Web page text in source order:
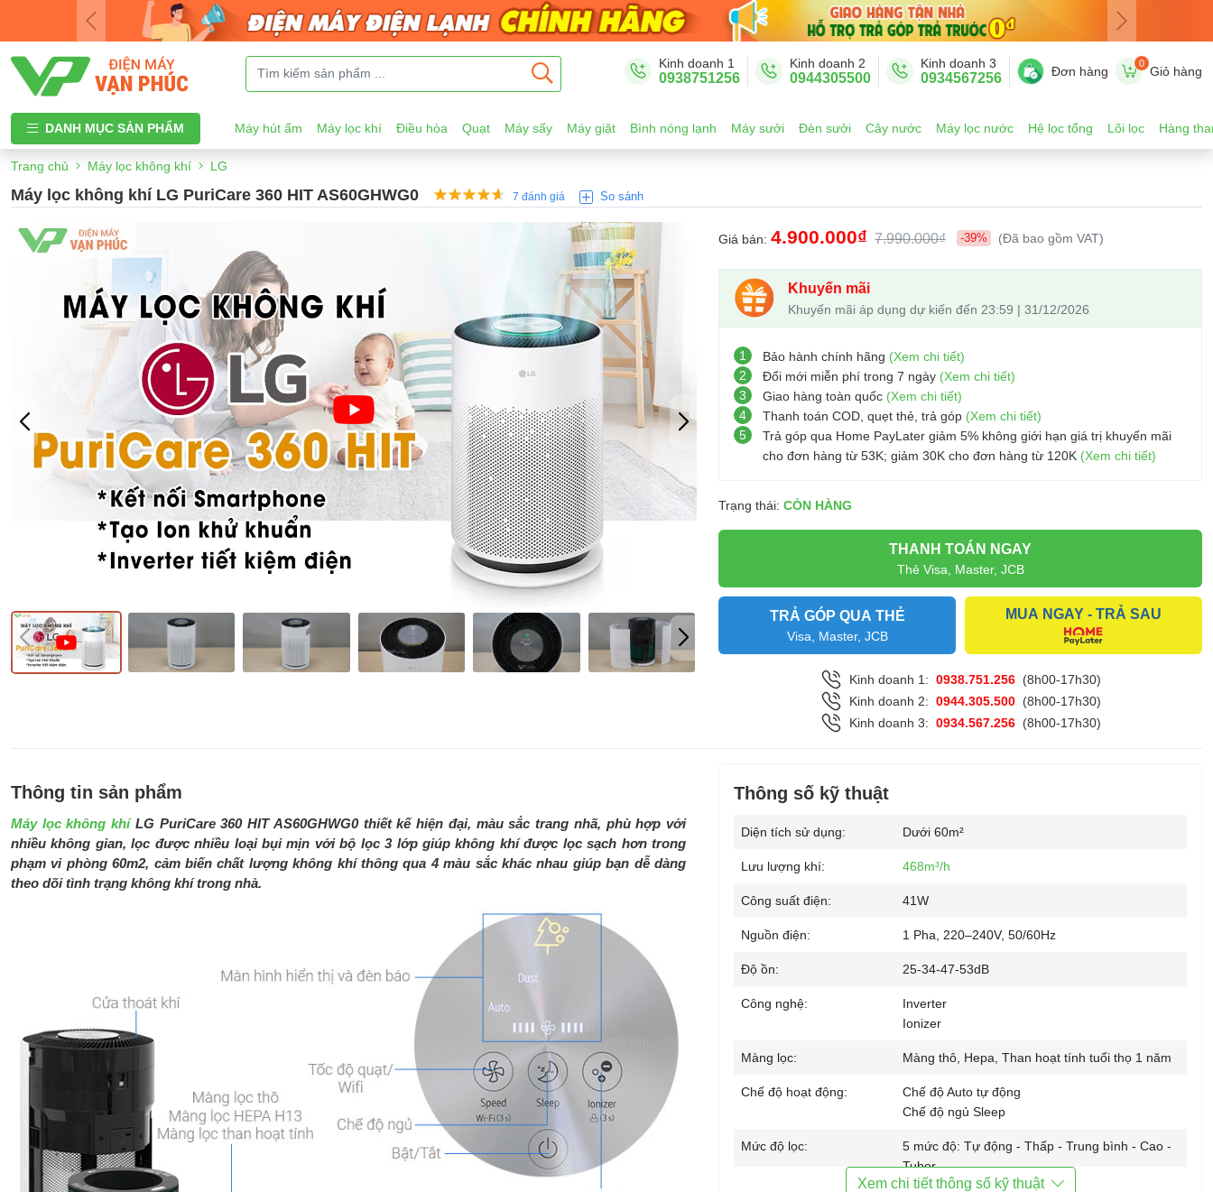
Kinh doanh 1
0938751256
Kinh doanh 2
0944305500
Kinh doanh 3
0934567256 Đơn hàng
0
Giỏ hàng
DANH MỤC SẢN PHẨM Máy hút ẩm Máy lọc khí Điều hòa Quạt Máy sấy Máy giặt Bình nóng lạnh Máy sưởi Đèn sưởi Cây nước Máy lọc nước Hệ lọc tổng Lõi lọc Hàng
Trang chủ Máy lọc không khí LG
Máy lọc không khí LG PuriCare 360 HIT AS60GHWG0 7 đánh giá So sánh
Giá bán: 4.900.000₫ 7.990.000₫ -39% (Đã bao gồm VAT)
Khuyến mãi
Khuyến mãi áp dụng dự kiến đến 23:59 | 31/12/2026
1 Bảo hành chính hãng (Xem chi tiết)
2
Đổi mới miễn phí trong 7 ngày (Xem chi tiết)
3
Giao hàng toàn quốc (Xem chi tiết)
4
Thanh toán COD, quẹt thẻ, trả góp (Xem chi tiết)
5
Trả góp qua Home PayLater giảm 5% không giới hạn giá trị khuyến mãi
cho đơn hàng từ 53K; giảm 30K cho đơn hàng từ 120K (Xem chi tiết)
Trạng thái: CÒN HÀNG
THANH TOÁN NGAY
Thẻ Visa, Master, JCB
TRẢ GÓP QUA THẺ
Visa, Master, JCB
MUA NGAY - TRẢ SAU
Kinh doanh 1: 0938.751.256 (8h00-17h30)
Kinh doanh 2: 0944.305.500 (8h00-17h30)
Kinh doanh 3: 0934.567.256 (8h00-17h30)
Thông tin sản phẩm
Máy lọc không khíLG PuriCare 360 HIT AS60GHWG0 thiết kế hiện đại, màu sắc trang nhã, phù hợp với
nhiều không gian, lọc được nhiều loại bụi mịn với bộ lọc 3 lớp giúp không khí được lọc sạch hơn trong
phạm vi phòng 60m2, cảm biến chất lượng không khí thông qua 4 màu sắc khác nhau giúp bạn dễ dàng
theo dõi tình trạng không khí trong nhà.
Thông số kỹ thuật
Diện tích sử dụng: Dưới 60m²
Lưu lượng khí: 468m³/h
Công suất điện: 41W
Nguồn điện: 1 Pha, 220–240V, 50/60Hz
Độ ồn: 25-34-47-53dB
Công nghệ:
Inverter
Ionizer
Màng lọc: Màng thô, Hepa, Than hoạt tính tuổi thọ 1 năm
Chế độ hoạt động:
Chế độ Auto tự động
Chế độ ngủ Sleep
Mức độ lọc:
5 mức độ: Tự động - Thấp - Trung bình - Cao -
Tubor
Xem chi tiết thông số kỹ thuật